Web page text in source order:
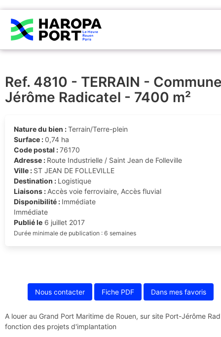
Ref. 4810 - TERRAIN -
Jérôme Radicatel - 7400 m²
Nature du bien :Terrain/Terre-plein
Surface : 0,74 ha
Code postal :76170
Adresse : Route Industrielle / Saint Jean de Folleville
Ville : ST JEAN DE FOLLEVILLE
Destination : Logistique
Liaisons : Accès voie ferroviaire, Accès fluvial
Disponibilité : Immédiate
Immédiate
Publié le6 juillet 2017
Durée minimale de publication : 6 semaines
Nous contacter Fiche PDF Dans mes favoris
A louer au Grand Port Maritime de Rouen, sur site Port-Jérôme
fonction des projets d'implantation